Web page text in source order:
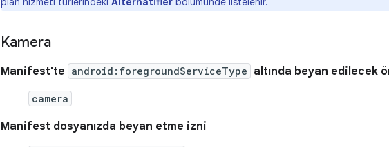
Kamera
Manifest'te android:foregroundServiceType altında beyan edilecek
camera
Manifest dosyanızda beyan etme izni